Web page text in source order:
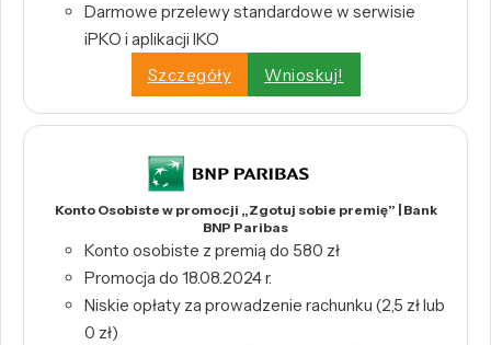
Darmowe przelewy standardowe w serwisie
iPKO i aplikacji IKO
Szczegóły
Wnioskuj!
Konto Osobiste w promocji „Zgotuj sobie premię” | Bank
BNP Paribas
Konto osobiste z premią do 580 zł
Promocja do 18.08.2024 r.
Niskie opłaty za prowadzenie rachunku (2,5 zł lub
0 zł)